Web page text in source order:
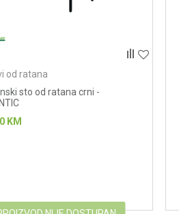
od ratana
sto od ratana crni -
KM